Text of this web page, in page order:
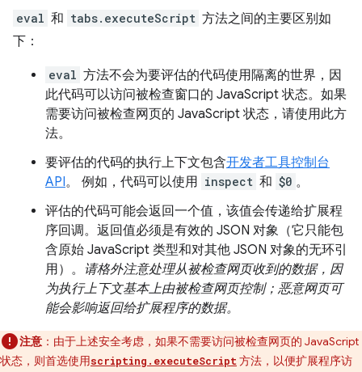
eval 和 tabs.executeScript 方法之间的主要区别如
下：
eval 方法不会为要评估的代码使用隔离的世界，因
此代码可以访问被检查窗口的 JavaScript 状态。如果
需要访问被检查网页的 JavaScript 状态，请使用此方
法。
要评估的代码的执行上下文包含开发者工具控制台
API。 例如，代码可以使用 inspect 和 $0 。
评估的代码可能会返回一个值，该值会传递给扩展程
序回调。返回值必须是有效的 JSON 对象（它只能包
含原始 JavaScript 类型和对其他 JSON 对象的无环引
用）。 请格外注意处理从被检查网页收到的数据，因
为执行上下文基本上由被检查网页控制；恶意网页可
能会影响返回给扩展程序的数据。
注意 ：由于上述安全考虑，如果不需要访问被检查网页的 JavaScript
状态，则首选使用scripting.executeScript 方法，以便扩展程序访